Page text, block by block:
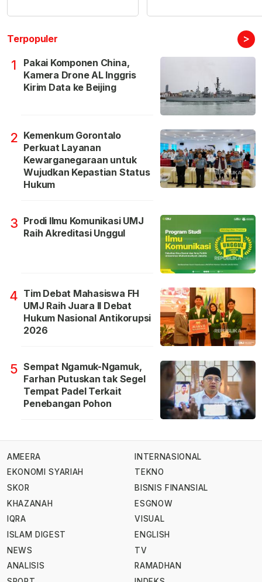
Terpopuler >
1
Pakai Komponen China,
Kamera Drone AL Inggris
Kirim Data ke Beijing
2 Kemenkum Gorontalo
Perkuat Layanan
Kewarganegaraan untuk
Wujudkan Kepastian Status
Hukum
3 Prodi Ilmu Komunikasi UMJ
Raih Akreditasi Unggul
4 Tim Debat Mahasiswa FH
UMJ Raih Juara II Debat
Hukum Nasional Antikorupsi
2026
5 Sempat Ngamuk-Ngamuk,
Farhan Putuskan tak Segel
Tempat Padel Terkait
Penebangan Pohon
AMEERA
EKONOMI SYARIAH
SKOR
KHAZANAH
IQRA
ISLAM DIGEST
NEWS
ANALISIS
INTERNASIONAL
TEKNO
BISNIS FINANSIAL
ESGNOW
VISUAL
ENGLISH
TV
RAMADHAN